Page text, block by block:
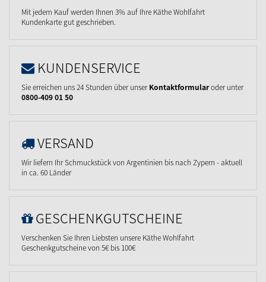
Mit jedem Kauf werden Ihnen 3% auf Ihre Käthe Wohlfahrt
Kundenkarte gut geschrieben.
KUNDENSERVICE
Sie erreichen uns 24 Stunden über unserKontaktformularoder unter
0800-409 01 50
VERSAND
Wir liefern Ihr Schmuckstück von Argentinien bis nach Zypern - aktuell
in ca. 60 Länder
GESCHENKGUTSCHEINE
Verschenken Sie Ihren Liebsten unsere Käthe Wohlfahrt
Geschenkgutscheine von 5€ bis 100€